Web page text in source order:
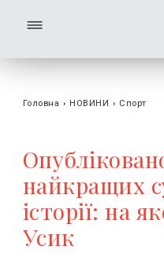
Головна › НОВИНИ › Спорт
найкращих
історії: на
Усик